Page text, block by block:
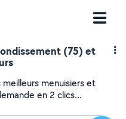
(75) et
menuisiers et
en 2 clics...